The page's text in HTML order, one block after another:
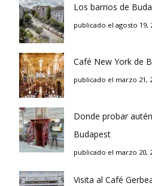
Los barrios de
publicado el agosto 19,
Café New York de
publicado el marzo 21,
Donde probar
Budapest
publicado el marzo 20,
Visita al Café